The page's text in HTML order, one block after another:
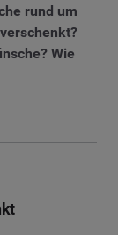
rund um
Wie